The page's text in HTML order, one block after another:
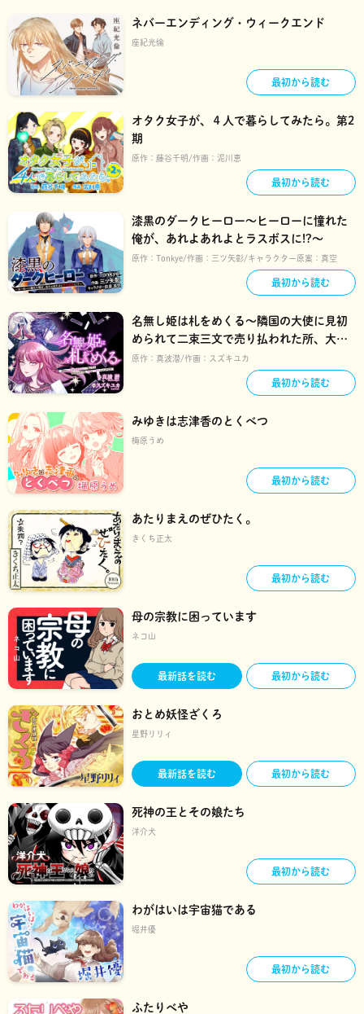
ネバーエンディング・ウィークエンド
座紀光倫
最初から読む
オタク女子が、４人で暮らしてみたら。第2
期
原作： 藤谷千明 作画： 泥川恵
最初から読む
漆黒のダークヒーロー～ヒーローに憧れた
俺が、あれよあれよとラスボスに!?～
原作： Tonkye 作画： 三ツ矢彰 キャラクター原案： 真空
最初から読む
名無し姫は札をめくる〜隣国の大使に見初
められて二束三文で売り払われた所、大使
は王太子だったようです〜
原作： 真波潜 作画： スズキユカ
最初から読む
みゆきは志津香のとくべつ
梅原うめ
最初から読む
あたりまえのぜひたく。
きくち正太
最初から読む
母の宗教に困っています
ネコ山
最新話を読む 最初から読む
おとめ妖怪ざくろ
星野リリィ
最新話を読む 最初から読む
死神の王とその娘たち
洋介犬
最初から読む
わがはいは宇宙猫である
堀井優
最初から読む
ふたりべや